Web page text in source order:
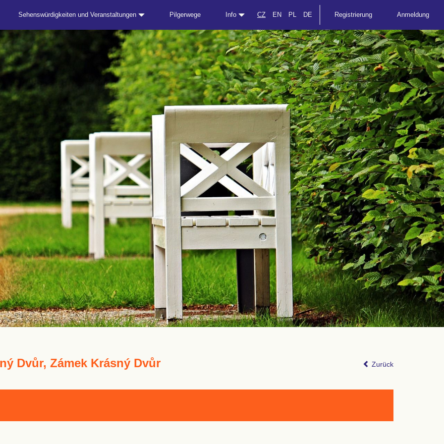
Sehenswürdigkeiten und Veranstaltungen Pilgerwege Info CZ EN PL DE Registrierung Anmeldung
Dvůr, Zámek Krásný Dvůr Zurück